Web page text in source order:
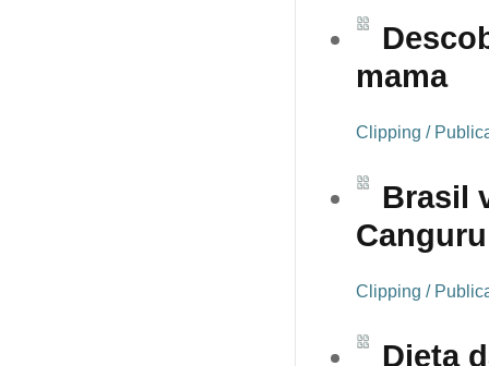
mama
Clipping /
Brasil
Canguru
Clipping /
Dieta